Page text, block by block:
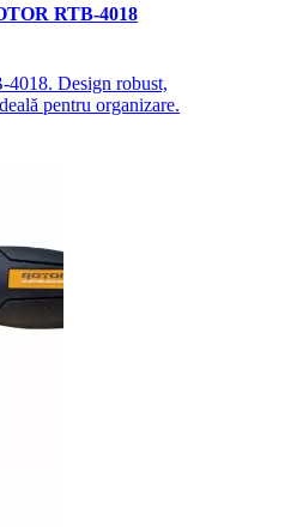
RTB-4018
4018. Design robust,
pentru organizare.